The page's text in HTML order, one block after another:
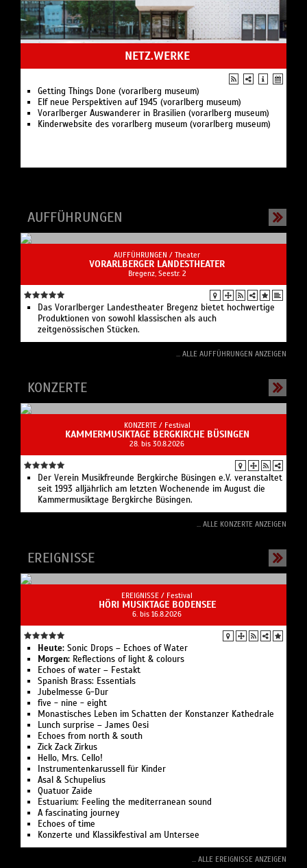
NETZ.WERKE
Getting Things Done (vorarlberg museum)
Elf neue Perspektiven auf 1945 (vorarlberg museum)
Vorarlberger Auswanderer in Brasilien (vorarlberg museum)
Kinderwebsite des vorarlberg museum (vorarlberg museum)
AUFFÜHRUNGEN
AUFFÜHRUNGEN / Theater
VORARLBERGER LANDESTHEATER
Bregenz, Seestr. 2
Das Vorarlberger Landestheater Bregenz bietet hochwertige
Produktionen von sowohl klassischen als auch
zeitgenössischen Stücken.
... ALLE AUFFÜHRUNGEN ANZEIGEN
KONZERTE
KONZERTE / Festival
KAMMERMUSIKTAGE BERGKIRCHE BÜSINGEN
28. bis 30.8.2026
Der Verein Musikfreunde Bergkirche Büsingen e.V. veranstaltet
seit 1993 alljährlich am letzten Wochenende im August die
Kammermusiktage Bergkirche Büsingen.
... ALLE KONZERTE ANZEIGEN
EREIGNISSE
EREIGNISSE / Festival
HÖRI MUSIKTAGE BODENSEE
6. bis 16.8.2026
Heute: Sonic Drops – Echoes of Water
Morgen: Reflections of light & colours
Echoes of water – Festakt
Spanish Brass: Essentials
Jubelmesse G-Dur
five - nine - eight‍
Monastisches Leben im Schatten der Konstanzer Kathedrale‍
Lunch surprise – James Oesi
Echoes from north & south
Zick Zack Zirkus
Hello, Mrs. Cello!
Instrumentenkarussell für Kinder
Asal & Schupelius
Quatuor Zaïde
Estuarium: Feeling the mediterranean sound‍
A fascinating journey
Echoes of time
Konzerte und Klassikfestival am Untersee
... ALLE EREIGNISSE ANZEIGEN